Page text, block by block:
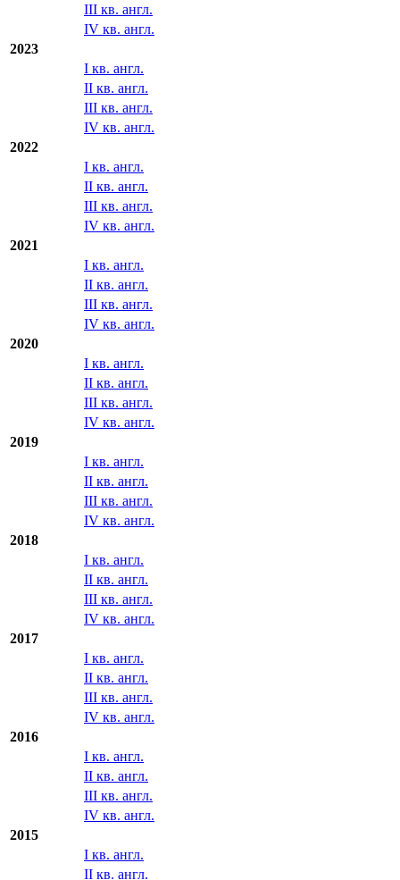
III кв. англ.
IV кв. англ.
2023
I кв. англ.
II кв. англ.
III кв. англ.
IV кв. англ.
2022
I кв. англ.
II кв. англ.
III кв. англ.
IV кв. англ.
2021
I кв. англ.
II кв. англ.
III кв. англ.
IV кв. англ.
2020
I кв. англ.
II кв. англ.
III кв. англ.
IV кв. англ.
2019
I кв. англ.
II кв. англ.
III кв. англ.
IV кв. англ.
2018
I кв. англ.
II кв. англ.
III кв. англ.
IV кв. англ.
2017
I кв. англ.
II кв. англ.
III кв. англ.
IV кв. англ.
2016
I кв. англ.
II кв. англ.
III кв. англ.
IV кв. англ.
2015
I кв. англ.
II кв. англ.